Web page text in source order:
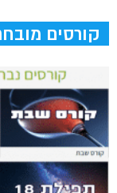
קורסים